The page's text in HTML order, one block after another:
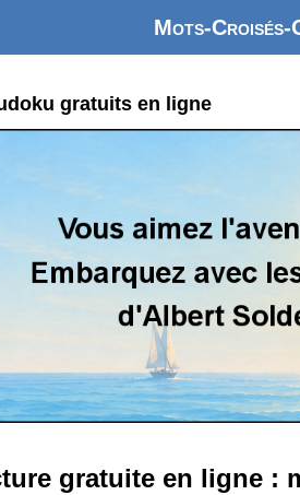
Mots-Croisés-
gratuits en ligne
gratuite en ligne :